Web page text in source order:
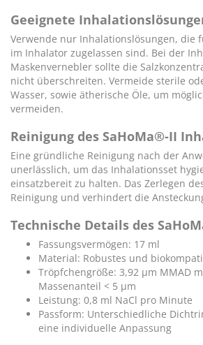
Geeignete
Verwende nur Inhalationslösungen, die
im Inhalator zugelassen sind. Bei der
Maskenvernebler sollte die
nicht überschreiten. Vermeide sterile
Wasser, sowie ätherische Öle, um
vermeiden.
Reinigung des SaHoMa®-II
Eine gründliche Reinigung nach der
unerlässlich, um das Inhalationsset
einsatzbereit zu halten. Das Zerlegen
Reinigung und verhindert die
Technische Details des
Fassungsvermögen: 17 ml
Material: Robustes und
Tröpfchengröße: 3,92 µm MMAD
Massenanteil < 5 µm
Leistung: 0,8 ml NaCl pro Minute
Passform: Unterschiedliche
eine individuelle Anpassung